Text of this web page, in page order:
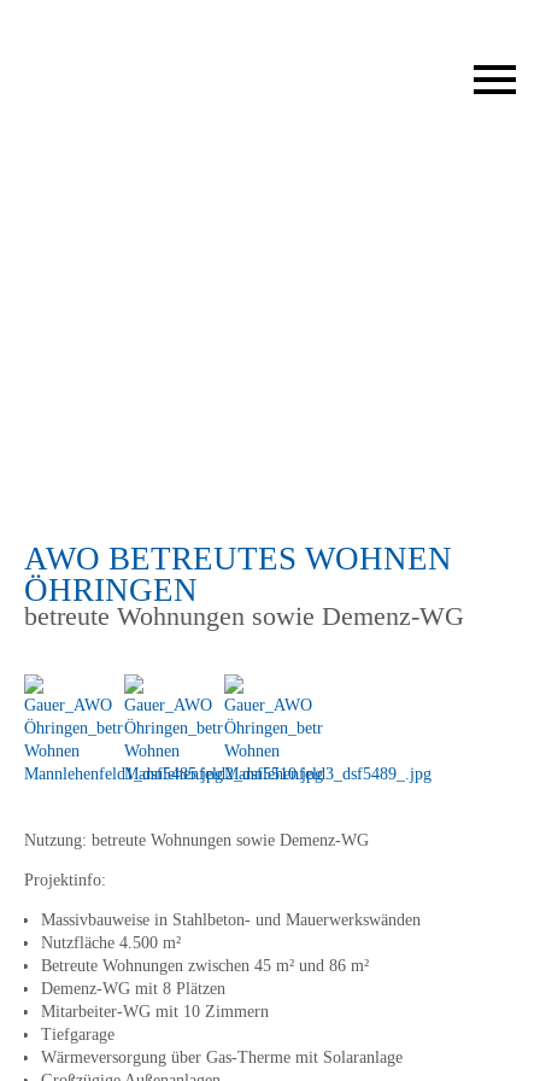
AWO BETREUTES WOHNEN
ÖHRINGEN
betreute Wohnungen sowie Demenz-WG
Nutzung: betreute Wohnungen sowie Demenz-WG
Projektinfo:
Massivbauweise in Stahlbeton- und Mauerwerkswänden
Nutzfläche 4.500 m²
Betreute Wohnungen zwischen 45 m² und 86 m²
Demenz-WG mit 8 Plätzen
Mitarbeiter-WG mit 10 Zimmern
Tiefgarage
Wärmeversorgung über Gas-Therme mit Solaranlage